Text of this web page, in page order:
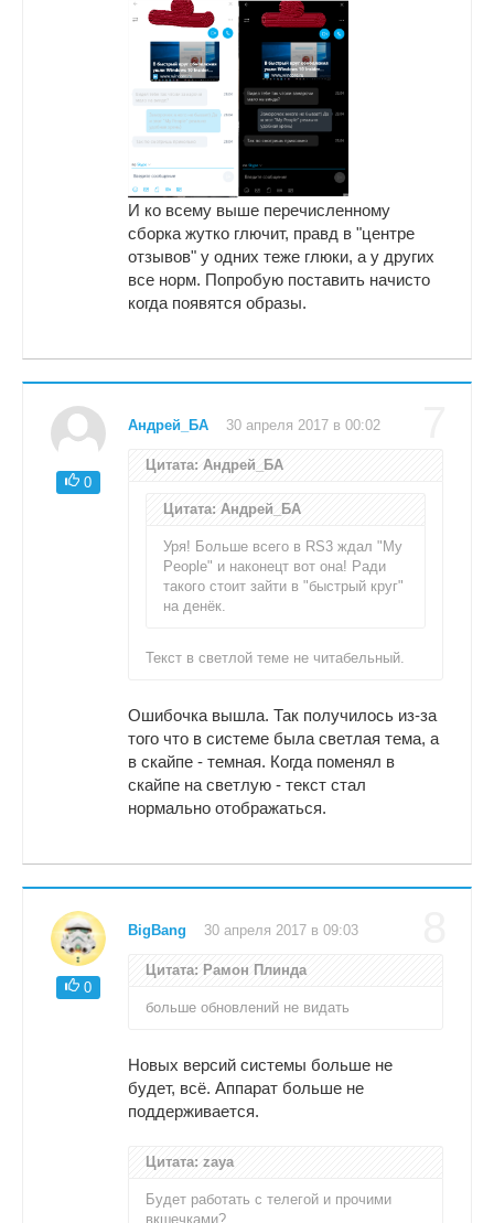
И ко всему выше перечисленному
сборка жутко глючит, правд в "центре
отзывов" у одних теже глюки, а у других
все норм. Попробую поставить начисто
когда появятся образы.
0
Андрей_БА 30 апреля 2017 в 00:02
Цитата: Андрей_БА
Цитата: Андрей_БА
Уря! Больше всего в RS3 ждал "My
People" и наконецт вот она! Ради
такого стоит зайти в "быстрый круг"
на денёк.
Текст в светлой теме не читабельный.
Ошибочка вышла. Так получилось из-за
того что в системе была светлая тема, а
в скайпе - темная. Когда поменял в
скайпе на светлую - текст стал
нормально отображаться.
0
BigBang 30 апреля 2017 в 09:03
Цитата: Рамон Плинда
больше обновлений не видать
Новых версий системы больше не
будет, всё. Аппарат больше не
поддерживается.
Цитата: zaya
Будет работать с телегой и прочими
вкшечками?